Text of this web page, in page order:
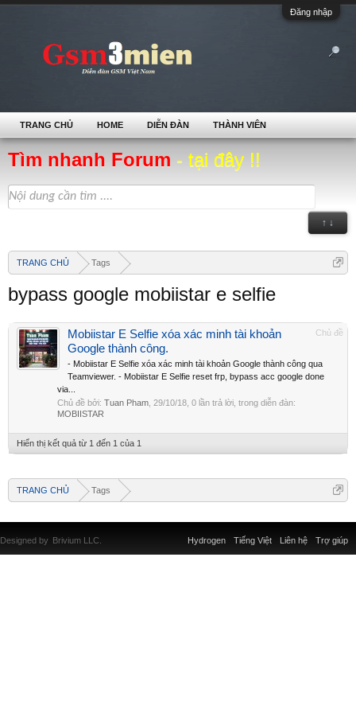
Đăng nhập
Tìm nhanh Forum - tại đây !!
↑ ↓
TRANG CHỦ Tags
bypass google mobiistar e selfie
Chủ đề
Mobiistar E Selfie xóa xác minh tài khoản
Google thành công.
- Mobiistar E Selfie xóa xác minh tài khoản Google thành công qua
Teamviewer. - Mobiistar E Selfie reset frp, bypass acc google done
via...
Chủ đề bởi: Tuan Pham 29/10/18 , 0 lần trả lời, trong diễn đàn:
MOBIISTAR
Hiển thị kết quả từ 1 đến 1 của 1
TRANG CHỦ Tags
TRANG CHỦ HOME DIỄN ĐÀN THÀNH VIÊN
Liên hệ Trợ giúp
Hydrogen Tiếng Việt
Designed by Brivium LLC.